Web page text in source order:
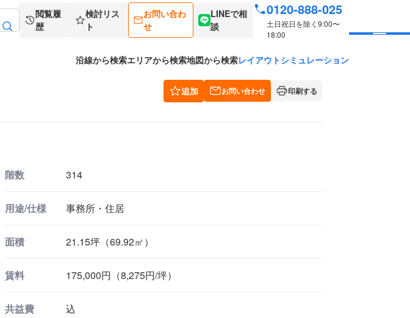
閲覧履
歴
検討リス
ト
お問い合わ
せ
LINEで相
談
0120-888-025
土日祝日を除く9:00〜
18:00
沿線から検索エリアから検索地図から検索レイアウトシミュレーション
追加 お問い合わせ 印刷する
階数 314
用途/仕様 事務所・住居
面積 21.15坪（69.92㎡）
賃料 175,000円（8,275円/坪）
共益費 込